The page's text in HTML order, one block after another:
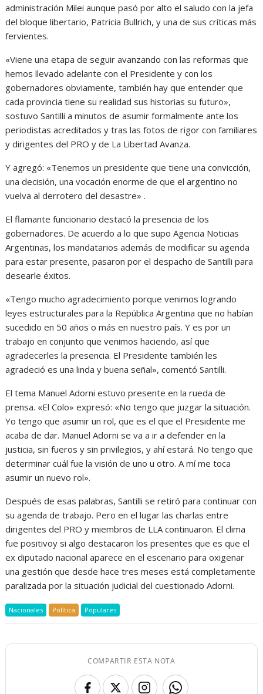
administración Milei aunque pasó por alto el saludo con la jefa
del bloque libertario, Patricia Bullrich, y una de sus críticas más
fervientes.
«Viene una etapa de seguir avanzando con las reformas que
hemos llevado adelante con el Presidente y con los
gobernadores obviamente, también hay que entender que
cada provincia tiene su realidad sus historias su futuro»,
sostuvo Santilli a minutos de asumir formalmente ante los
periodistas acreditados y tras las fotos de rigor con familiares
y dirigentes del PRO y de La Libertad Avanza.
Y agregó: «Tenemos un presidente que tiene una convicción,
una decisión, una vocación enorme de que el argentino no
vuelva al derrotero del desastre» .
El flamante funcionario destacó la presencia de los
gobernadores. De acuerdo a lo que supo Agencia Noticias
Argentinas, los mandatarios además de modificar su agenda
para estar presente, pasaron por el despacho de Santilli para
desearle éxitos.
«Tengo mucho agradecimiento porque venimos logrando
leyes estructurales para la República Argentina que no habían
sucedido en 50 años o más en nuestro país. Y es por un
trabajo en conjunto que venimos haciendo, así que
agradecerles la presencia. El Presidente también les
agradeció es una linda y buena señal», comentó Santilli.
El tema Manuel Adorni estuvo presente en la rueda de
prensa. «El Colo» expresó: «No tengo que juzgar la situación.
Yo tengo que asumir un rol, que es el que el Presidente me
acaba de dar. Manuel Adorni se va a ir a defender en la
justicia, sin fueros y sin privilegios, y ahí estará. No tengo que
determinar cuál fue la visión de uno u otro. A mí me toca
asumir un nuevo rol».
Después de esas palabras, Santilli se retiró para continuar con
su agenda de trabajo. Pero en el lugar las charlas entre
dirigentes del PRO y miembros de LLA continuaron. El clima
fue positivoy si algo destacaron los presentes que es que el
ex diputado nacional aparece en el escenario para oxigenar
una gestión que desde hace tres meses está completamente
paralizada por la situación judicial del cuestionado Adorni.
Nacionales Política Populares
COMPARTIR ESTA NOTA